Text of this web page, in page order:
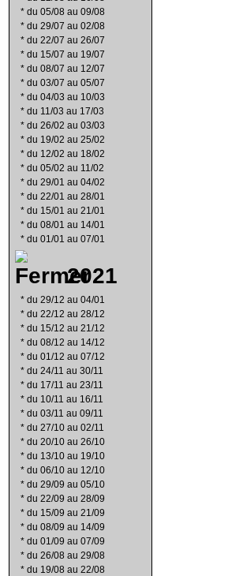
* du 05/08 au 09/08
* du 29/07 au 02/08
* du 22/07 au 26/07
* du 15/07 au 19/07
* du 08/07 au 12/07
* du 03/07 au 05/07
* du 04/03 au 10/03
* du 11/03 au 17/03
* du 26/02 au 03/03
* du 19/02 au 25/02
* du 12/02 au 18/02
* du 05/02 au 11/02
* du 29/01 au 04/02
* du 22/01 au 28/01
* du 15/01 au 21/01
* du 08/01 au 14/01
* du 01/01 au 07/01
2021
* du 29/12 au 04/01
* du 22/12 au 28/12
* du 15/12 au 21/12
* du 08/12 au 14/12
* du 01/12 au 07/12
* du 24/11 au 30/11
* du 17/11 au 23/11
* du 10/11 au 16/11
* du 03/11 au 09/11
* du 27/10 au 02/11
* du 20/10 au 26/10
* du 13/10 au 19/10
* du 06/10 au 12/10
* du 29/09 au 05/10
* du 22/09 au 28/09
* du 15/09 au 21/09
* du 08/09 au 14/09
* du 01/09 au 07/09
* du 26/08 au 29/08
* du 19/08 au 22/08